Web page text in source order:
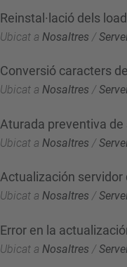
Reinstal·lació dels
Ubicat a Nosaltres /
Conversió caracters
Ubicat a Nosaltres /
Aturada preventiva de
Ubicat a Nosaltres /
Actualización servidor
Ubicat a Nosaltres /
Error en la
Ubicat a Nosaltres /